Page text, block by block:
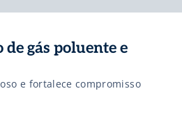
gás poluente e
e fortalece compromisso